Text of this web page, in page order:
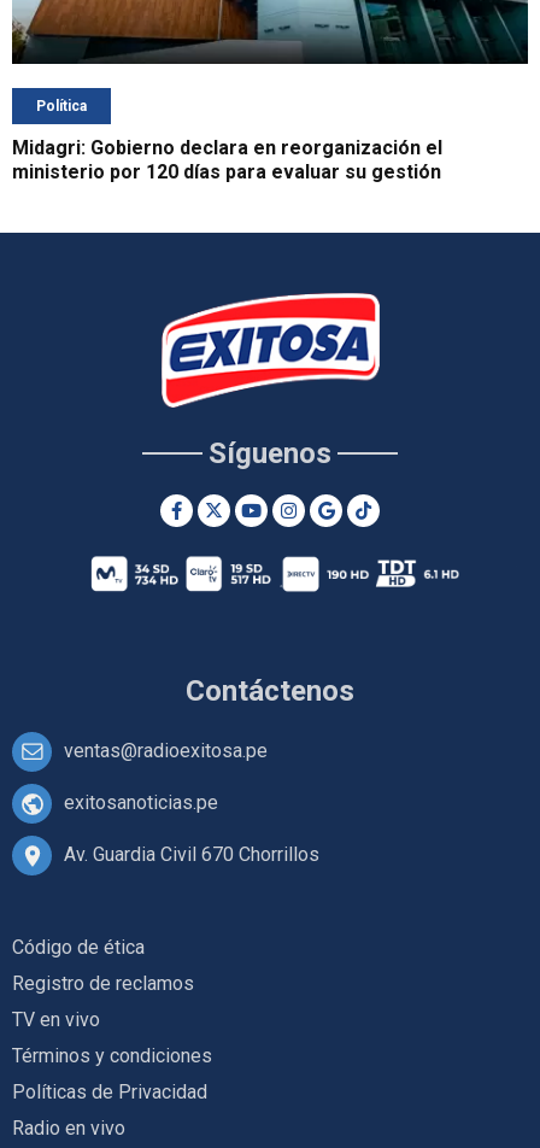
Política
Midagri: Gobierno declara en reorganización el
ministerio por 120 días para evaluar su gestión
Contáctenos
ventas@radioexitosa.pe
exitosanoticias.pe
Av. Guardia Civil 670 Chorrillos
Síguenos
Código de ética
Registro de reclamos
TV en vivo
Términos y condiciones
Políticas de Privacidad
Radio en vivo